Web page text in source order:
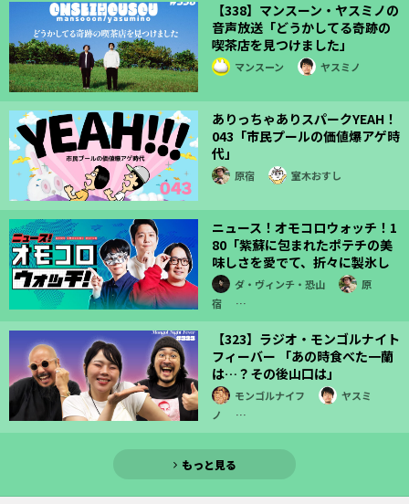
【338】マンスーン・ヤスミノの
音声放送「どうかしてる奇跡の
喫茶店を見つけました」
マンスーン ヤスミノ
ありっちゃありスパークYEAH！
043「市民プールの価値爆アゲ時
代」
原宿 室木おすし
ニュース！オモコロウォッチ！1
80「紫蘇に包まれたポテチの美
味しさを愛でて、折々に製氷し
ております」
ダ・ヴィンチ・恐山
原
宿
…
【323】ラジオ・モンゴルナイト
フィーバー 「あの時食べた一蘭
は…？その後山口は」
モンゴルナイフ
ヤスミ
ノ
…
もっと見る